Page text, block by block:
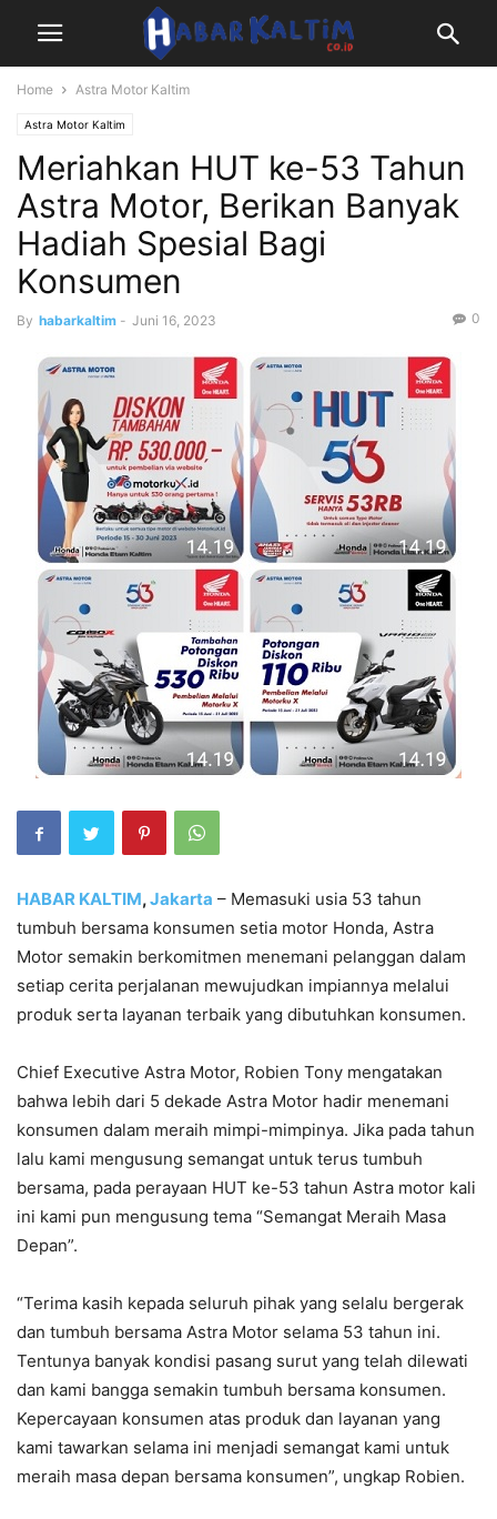
Home Astra Motor Kaltim
Astra Motor Kaltim
Meriahkan HUT ke-53 Tahun
Astra Motor, Berikan Banyak
Hadiah Spesial Bagi
Konsumen
By habarkaltim - Juni 16, 2023 0
HABAR KALTIM,Jakarta – Memasuki usia 53 tahun
tumbuh bersama konsumen setia motor Honda, Astra
Motor semakin berkomitmen menemani pelanggan dalam
setiap cerita perjalanan mewujudkan impiannya melalui
produk serta layanan terbaik yang dibutuhkan konsumen.
Chief Executive Astra Motor, Robien Tony mengatakan
bahwa lebih dari 5 dekade Astra Motor hadir menemani
konsumen dalam meraih mimpi-mimpinya. Jika pada tahun
lalu kami mengusung semangat untuk terus tumbuh
bersama, pada perayaan HUT ke-53 tahun Astra motor kali
ini kami pun mengusung tema “Semangat Meraih Masa
Depan”.
“Terima kasih kepada seluruh pihak yang selalu bergerak
dan tumbuh bersama Astra Motor selama 53 tahun ini.
Tentunya banyak kondisi pasang surut yang telah dilewati
dan kami bangga semakin tumbuh bersama konsumen.
Kepercayaan konsumen atas produk dan layanan yang
kami tawarkan selama ini menjadi semangat kami untuk
meraih masa depan bersama konsumen”, ungkap Robien.